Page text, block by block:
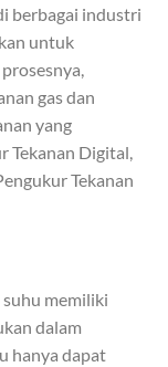
berbagai industri
untuk
gas dan
yang
Tekanan Digital,
Tekanan
suhu memiliki
dalam
hanya dapat